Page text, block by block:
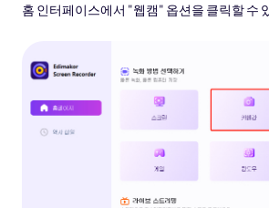
홈 인터페이스에서 "웹캠" 옵션을 클릭할 수